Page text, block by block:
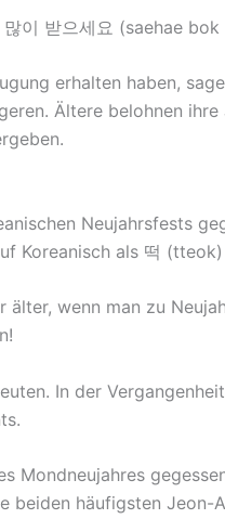
이 받으세요 (saehae
erhalten haben,
Ältere belohnen
Neujahrsfests
Koreanisch als 떡
wenn man zu
In der
Mondneujahres
beiden häufigsten